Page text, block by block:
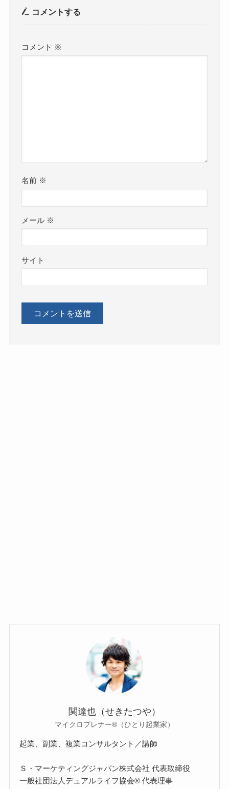
コメントする
コメント ※
名前 ※
メール ※
サイト
関達也（せきたつや）
マイクロプレナー®（ひとり起業家）
起業、副業、複業コンサルタント／講師
Ｓ・マーケティングジャパン株式会社 代表取締役
一般社団法人デュアルライフ協会® 代表理事